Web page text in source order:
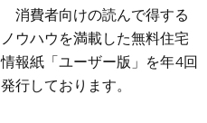
消費者向けの読んで得する
ノウハウを満載した無料住宅
情報紙「ユーザー版」を年4回
発行しております。